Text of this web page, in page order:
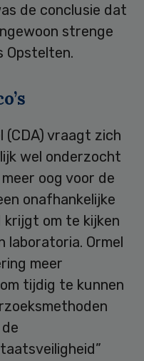
de conclusie dat
strenge
Opstelten.
(CDA) vraagt zich
wel onderzocht
oog voor de
onafhankelijke
krijgt om te kijken
laboratoria. Ormel
meer
tijdig te kunnen